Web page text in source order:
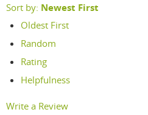
Sort by: Newest First
Oldest First
Random
Rating
Helpfulness
Write a Review